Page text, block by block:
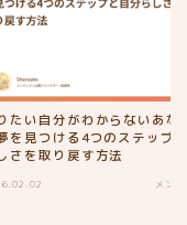
たい自分がわからないあな
を見つける4つのステップ
さを取り戻す方法
メン